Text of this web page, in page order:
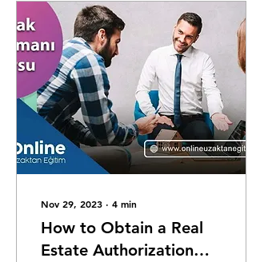
Nov 29, 2023 ∙ 4 min
How to Obtain a Real
Estate Authorization